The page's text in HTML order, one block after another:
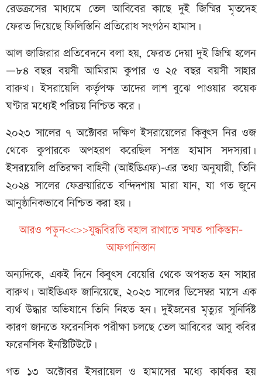
রেডক্রসের মাধ্যমে তেল আবিবের কাছে দুই জিম্মির মৃতদেহ
ফেরত দিয়েছে ফিলিস্তিনি প্রতিরোধ সংগঠন হামাস।
আল জাজিরার প্রতিবেদনে বলা হয়, ফেরত দেয়া দুই জিম্মি হলেন
—৮৪ বছর বয়সী আমিরাম কুপার ও ২৫ বছর বয়সী সাহার
বারুখ। ইসরায়েলি কর্তৃপক্ষ তাদের লাশ বুঝে পাওয়ার কয়েক
ঘণ্টার মধ্যেই পরিচয় নিশ্চিত করে।
২০২৩ সালের ৭ অক্টোবর দক্ষিণ ইসরায়েলের কিবুত্স নির ওজ
থেকে কুপারকে অপহরণ করেছিল সশস্ত্র হামাস সদস্যরা।
ইসরায়েলি প্রতিরক্ষা বাহিনী (আইডিএফ)-এর তথ্য অনুযায়ী, তিনি
২০২৪ সালের ফেব্রুয়ারিতে বন্দিদশায় মারা যান, যা গত জুনে
আনুষ্ঠানিকভাবে নিশ্চিত করা হয়।
আরও পড়ুন<<>>যুদ্ধবিরতি বহাল রাখাতে সম্মত পাকিস্তান-
আফগানিস্তান
অন্যদিকে, একই দিনে কিবুত্স বেয়েরি থেকে অপহৃত হন সাহার
বারুখ। আইডিএফ জানিয়েছে, ২০২৩ সালের ডিসেম্বর মাসে এক
ব্যর্থ উদ্ধার অভিযানে তিনি নিহত হন। দুইজনের মৃত্যুর সুনির্দিষ্ট
কারণ জানতে ফরেনসিক পরীক্ষা চলছে তেল আবিবের আবু কবির
ফরেনসিক ইনস্টিটিউটে।
গত ১৩ অক্টোবর ইসরায়েল ও হামাসের মধ্যে কার্যকর হয়